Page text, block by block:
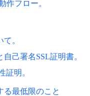
作フロー。
。
己署名SSL証明書。
証明。
る最低限のこと